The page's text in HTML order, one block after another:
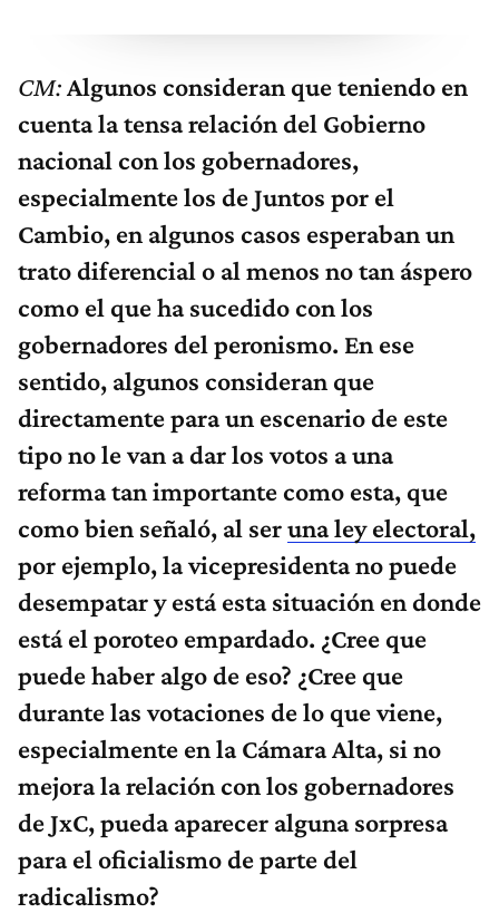
CM:Algunos consideran que teniendo en
cuenta la tensa relación del Gobierno
nacional con los gobernadores,
especialmente los de Juntos por el
Cambio, en algunos casos esperaban un
trato diferencial o al menos no tan áspero
como el que ha sucedido con los
gobernadores del peronismo. En ese
sentido, algunos consideran que
directamente para un escenario de este
tipo no le van a dar los votos a una
reforma tan importante como esta, que
como bien señaló, al seruna ley electoral,
por ejemplo, la vicepresidenta no puede
desempatar y está esta situación en donde
está el poroteo empardado. ¿Cree que
puede haber algo de eso? ¿Cree que
durante las votaciones de lo que viene,
especialmente en la Cámara Alta, si no
mejora la relación con los gobernadores
de JxC, pueda aparecer alguna sorpresa
para el oficialismo de parte del
radicalismo?